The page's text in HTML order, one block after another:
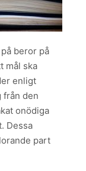
beror på
mål ska
enligt
från den
onödiga
Dessa
part